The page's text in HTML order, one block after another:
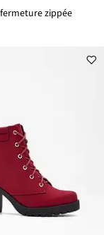
zippée